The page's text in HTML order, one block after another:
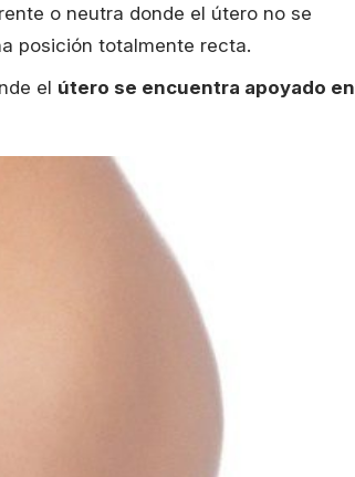
o neutra donde el útero no se
posición totalmente recta.
el útero se encuentra apoyado en